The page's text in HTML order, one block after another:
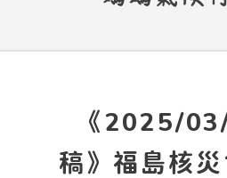
《2025/
稿》福島核